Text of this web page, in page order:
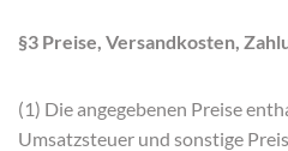
§3 Preise, Versandkosten,
(1) Die angegebenen Preise
Umsatzsteuer und sonstige